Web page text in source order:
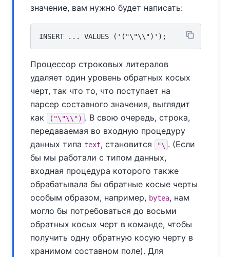
значение, вам нужно будет написать:
Процессор строковых литералов
удаляет один уровень обратных косых
черт, так что то, что поступает на
парсер составного значения, выглядит
как
("\"\\") . В свою очередь, строка,
передаваемая во входную процедуру
данных типаtext, становится "\ . (Если
бы мы работали с типом данных,
входная процедура которого также
обрабатывала бы обратные косые черты
особым образом, например, bytea, нам
могло бы потребоваться до восьми
обратных косых черт в команде, чтобы
получить одну обратную косую черту в
хранимом составном поле). Для